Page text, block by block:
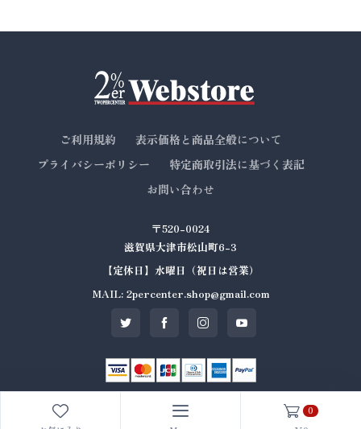
ご利用規約
表示価格と商品全般について
プライバシーポリシー
特定商取引法に基づく表記
お問い合わせ
〒520-0024
滋賀県大津市松山町6-3
【定休日】水曜日（祝日は営業）
MAIL: 2percenter.shop@gmail.com
© All rights reserved. Made by 0